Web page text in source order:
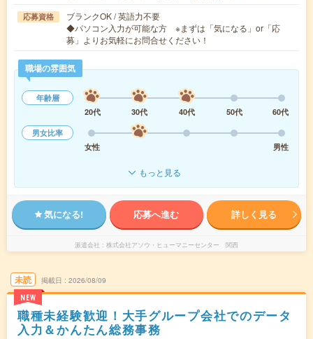
応募資格
ブランクOK / 英語力不要
◆パソコン入力が可能な方 ※まずは「気になる」or「応
募」よりお気軽にお問合せください！
職場の雰囲気
年齢層
20代
30代 40代 50代
60代
男女比率
女性
男性
もっと見る
気になる! 応募へ進む 詳しく見る
派遣会社 株式会社アソウ・ヒューマニーセンター 関西
未読
NEW
掲載日 2026/08/09
職種未経験歓迎！大手グループ会社でのデータ
入力＆かんたん総務事務